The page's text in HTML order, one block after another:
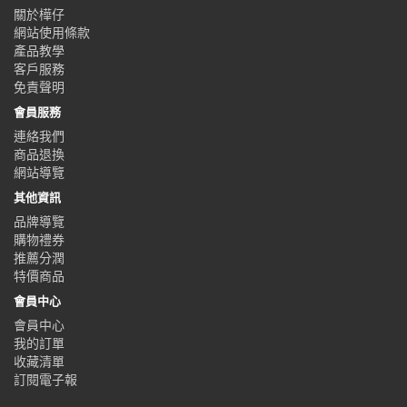
關於樺仔
網站使用條款
產品教學
客戶服務
免責聲明
會員服務
連絡我們
商品退換
網站導覽
其他資訊
品牌導覽
購物禮券
推薦分潤
特價商品
會員中心
會員中心
我的訂單
收藏清單
訂閱電子報